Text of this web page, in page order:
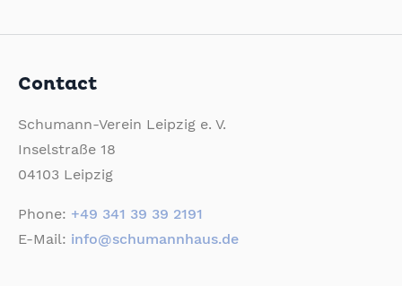
Contact
Schumann-Verein Leipzig e. V.
Inselstraße 18
04103 Leipzig
Phone: +49 341 39 39 2191
E-Mail: info@schumannhaus.de